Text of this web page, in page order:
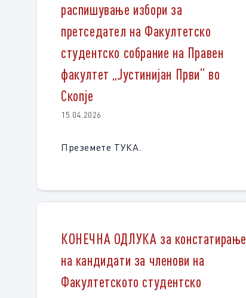
распишување избори за
претседател на Факултетско
студентско собрание на Правен
факултет „Јустинијан Први“ во
Скопје
15.04.2026
Преземете ТУКА.
КОНЕЧНА ОДЛУКА за констатирање
на кандидати за членови на
Факултетското студентско